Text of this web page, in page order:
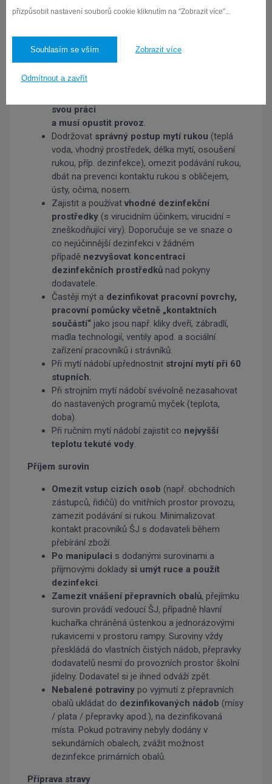
přizpůsobit nastavení souborů cookie kliknutím na "Zobrazit více"...
Souhlasím se vším Zobrazit více
Odmítnout a zavřít
stravováníelektronicky, telefonicky.
budou přijata v souvislosti se současnou
Pracovník ŠJ, který se necítí dobře a
svou práci
a musí opustit provoz.
Dodržovat správný postup mytí rukou (teplá
voda, vhodný prostředek, délka mytí, osoušení
rukou, příp. dezinfekce), omezit podávání rukou,
dbát na prevenci kontaktu rukou s obličejem,
ústy, očima, nosem.
Zajistit a používat vhodné dezinfekční
prostředky (s virucidním účinkem; virucidní =
zneškodňující viry). Doporučuje se ve snaze o
co nejúčinnější dezinfekci v žádném
případě nezvyšovat koncentraci
dezinfekčních prostředků nad pokyny
dodavatele.
Častěji mýt a dezinfikovat pracovní povrchy,
pracovní pomůcky včetně „kontaktních
součástí“ jako jsou např. kliky dveří, zábradlí,
madla technologií, ventily apod. a sociální
zařízení pracovníků i strávníků.
Při mytí nádobí upřednostnit strojní mytí při 60
stupních.
Při strojním mytí nádobí svévolně nezasahovat
do nastavených programů myček (teplota,
doba).
Při ručním mytí nádobí zajistit co nejvyšší
teplotu tekuté vody.
Příjem surovin
Omezit vstup cizích osob (např. obchodních
zástupců, řidičů) do vnitřních prostor provozu,
zamezit podávání si rukou. Minimalizovat
kontakt pracovníků ŠJ s dodavateli během
přebírání zboží.
Po manipulaci s dodanými surovinami a
příjmovými doklady si umýt ruce a použít
dezinfekci.
Zamezit vnášení přepravních obalů, přejímku
surovin provádí vedoucí ŠJ, případně hlavní
kuchařka chráněná ústenkou a jednorázovými
rukavicemi v prostoru rampy. Suroviny vždy
přeskládá do vlastních čistých nádob, přepravky
dodavatelů nesmí do provozních prostor školní
jídelny. Dodavatel si je ihned odváží zpět.
Nebalené potraviny po vyjmutí z přepravních
obalů ukládat do dezinfikovaných nádob (mísy
/ plata / přepravky apod.), na dezinfikovaná
místa. Pokud potraviny nebyly dodány v
sekundárních obalech, zvážit možnost
dezinfekce primárních obalů.
Příprava stravy